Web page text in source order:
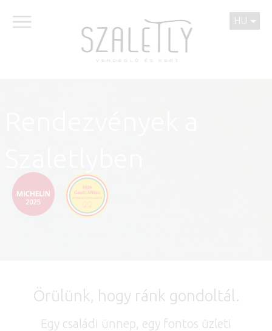
HU
Örülünk, hogy ránk gondoltál.
Egy családi ünnep, egy fontos üzleti